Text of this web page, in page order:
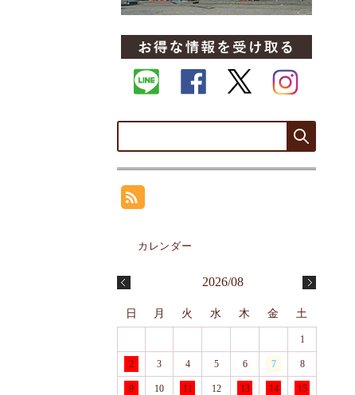
2026/08
日 月 火 水 木 金 土
1
2 3 4 5 6 7 8
9 10 11 12 13 14 15